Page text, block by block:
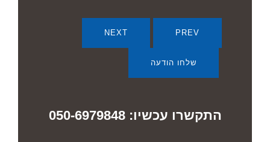
PREV
NEXT
שלחו הודעה
התקשרו עכשיו: 050-6979848